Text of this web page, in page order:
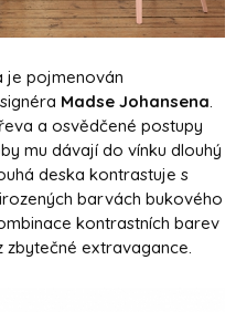
je pojmenován
Madse Johansena.
a osvědčené postupy
mu dávají do vínku dlouhý
deska kontrastuje s
barvách bukového
kontrastních barev
zbytečné extravagance.